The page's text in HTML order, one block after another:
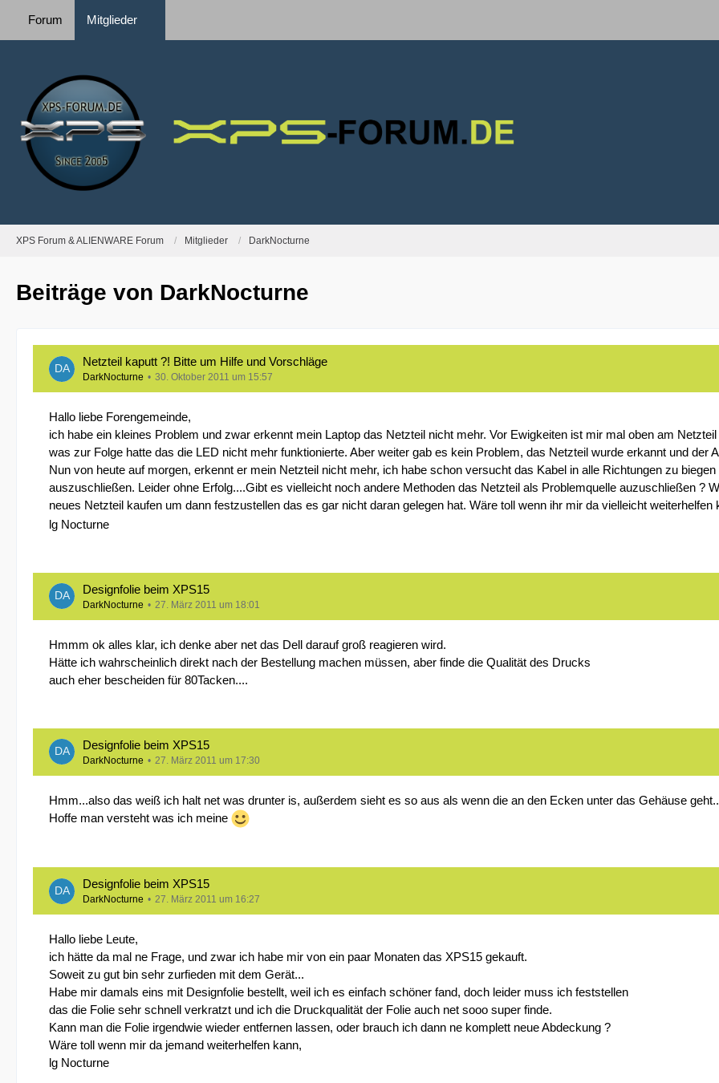
Forum Mitglieder
XPS Forum & ALIENWARE Forum Mitglieder DarkNocturne
Beiträge von DarkNocturne
Netzteil kaputt ?! Bitte um Hilfe und Vorschläge
DarkNocturne 30. Oktober 2011 um 15:57
Hallo liebe Forengemeinde,
ich habe ein kleines Problem und zwar erkennt mein Laptop das Netzteil nicht mehr. Vor Ewigkeiten ist mir mal oben am
was zur Folge hatte das die LED nicht mehr funktionierte. Aber weiter gab es kein Problem, das Netzteil wurde erkannt und der
Nun von heute auf morgen, erkennt er mein Netzteil nicht mehr, ich habe schon versucht das Kabel in alle Richtungen zu
auszuschließen. Leider ohne Erfolg....Gibt es vielleicht noch andere Methoden das Netzteil als Problemquelle auzuschließen ?
neues Netzteil kaufen um dann festzustellen das es gar nicht daran gelegen hat. Wäre toll wenn ihr mir da vielleicht weiterhelfen
lg Nocturne
Designfolie beim XPS15
DarkNocturne 27. März 2011 um 18:01
Hmmm ok alles klar, ich denke aber net das Dell darauf groß reagieren wird.
Hätte ich wahrscheinlich direkt nach der Bestellung machen müssen, aber finde die Qualität des Drucks
auch eher bescheiden für 80Tacken....
Designfolie beim XPS15
DarkNocturne 27. März 2011 um 17:30
Hmm...also das weiß ich halt net was drunter is, außerdem sieht es so aus als wenn die an den Ecken unter das Gehäuse
Hoffe man versteht was ich meine
Designfolie beim XPS15
DarkNocturne 27. März 2011 um 16:27
Hallo liebe Leute,
ich hätte da mal ne Frage, und zwar ich habe mir von ein paar Monaten das XPS15 gekauft.
Soweit zu gut bin sehr zurfieden mit dem Gerät...
Habe mir damals eins mit Designfolie bestellt, weil ich es einfach schöner fand, doch leider muss ich feststellen
das die Folie sehr schnell verkratzt und ich die Druckqualität der Folie auch net sooo super finde.
Kann man die Folie irgendwie wieder entfernen lassen, oder brauch ich dann ne komplett neue Abdeckung ?
Wäre toll wenn mir da jemand weiterhelfen kann,
lg Nocturne